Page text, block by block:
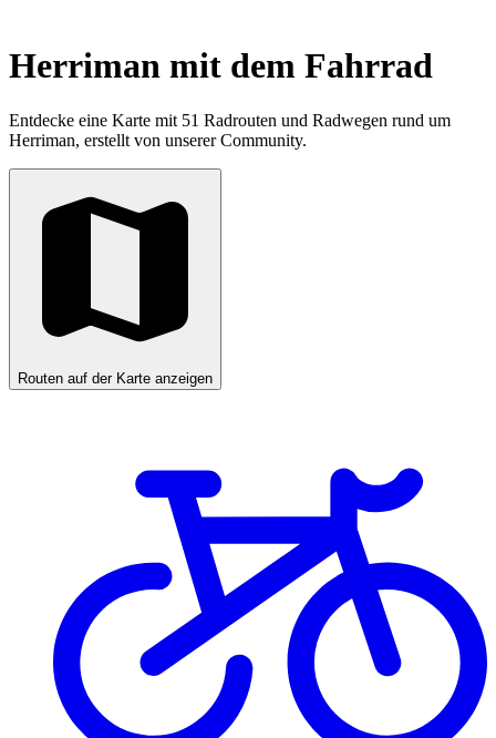
Herriman mit dem Fahrrad
Entdecke eine Karte mit 51 Radrouten und Radwegen rund um
Herriman, erstellt von unserer Community.
Routen auf der Karte anzeigen